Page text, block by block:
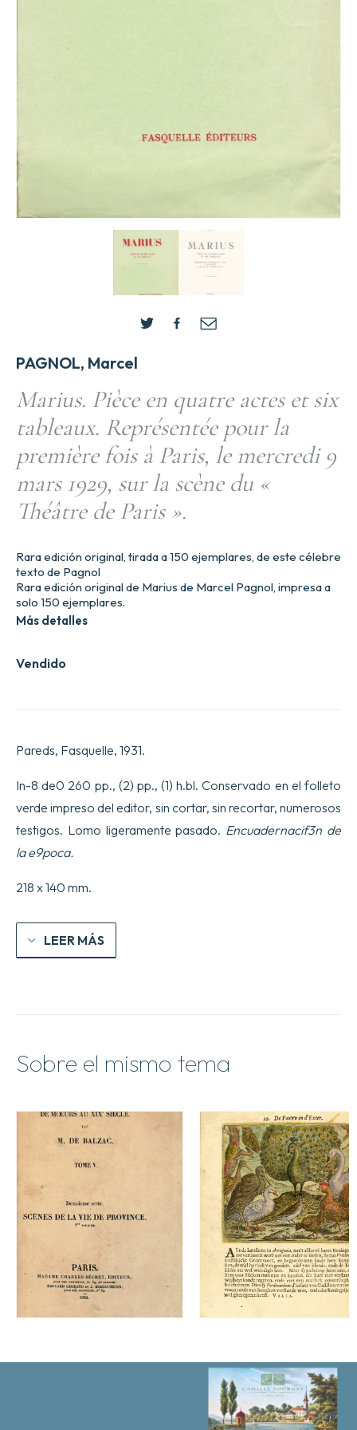
PAGNOL, Marcel
Marius. Pièce en quatre actes et six
tableaux. Représentée pour la
première fois à Paris, le mercredi 9
mars 1929, sur la scène du «
Théâtre de Paris ».
Vendido
Rara edición original, tirada a 150 ejemplares, de este célebre
texto de Pagnol
Rara edición original de Marius de Marcel Pagnol, impresa a
solo 150 ejemplares.
Más detalles
Pareds, Fasquelle, 1931.
In-8 de0 260 pp., (2) pp., (1) h.bl. Conservado en el folleto
verde impreso del editor, sin cortar, sin recortar, numerosos
testigos. Lomo ligeramente pasado. Encuadernacif3n de
la e9poca.
218 x 140 mm.
LEER MÁS
Sobre el mismo tema